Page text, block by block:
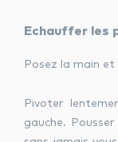
Echauffer les
Posez la main
Pivoter
gauche.